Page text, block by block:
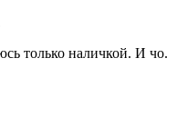
только наличкой. И чо.